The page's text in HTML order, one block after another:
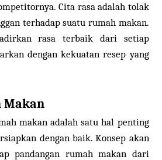
Cita rasa adalah tolak
terhadap suatu rumah makan.
rasa terbaik dari setiap
dengan kekuatan resep yang
Makan
makan adalah satu hal penting
dengan baik. Konsep akan
pandangan rumah makan dari